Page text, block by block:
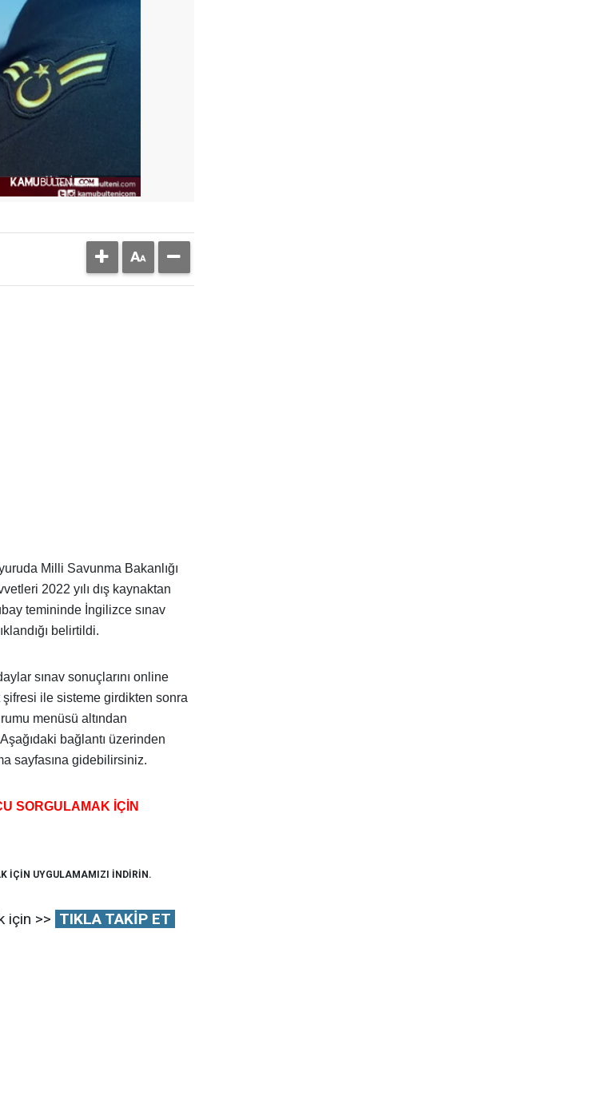
Milli Savunma Bakanlığı
2022 yılı dış kaynaktan
temininde İngilizce sınav
belirtildi.
sınav sonuçlarını online
ile sisteme girdikten sonra
menüsü altından
bağlantı üzerinden
sayfasına gidebilirsiniz.
SORGULAMAK İÇİN
İÇİN UYGULAMAMIZI İNDİRİN.
için >> TIKLA TAKİP ET